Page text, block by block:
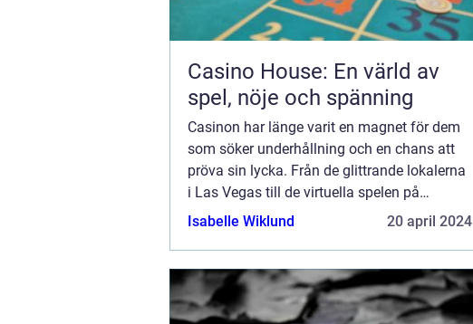
Casino House: En värld av
spel, nöje och spänning
Casinon har länge varit en magnet för dem
som söker underhållning och en chans att
pröva sin lycka. Från de glittrande lokalerna
i Las Vegas till de virtuella spelen på
internet, erbjuder casinovärlden en un...
Isabelle Wiklund 20 april 2024